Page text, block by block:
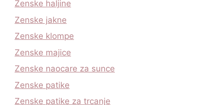
Zenske haljine
Zenske jakne
Zenske klompe
Zenske majice
Zenske naocare za sunce
Zenske patike
Zenske patike za trcanje